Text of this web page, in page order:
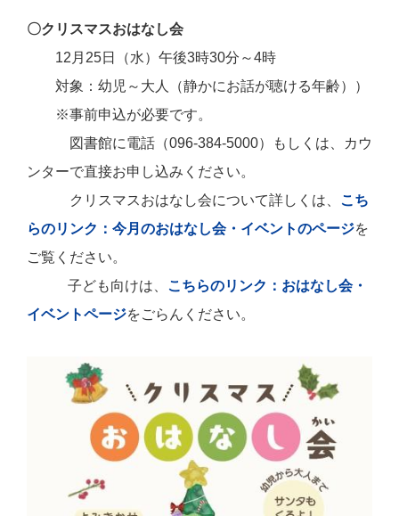
〇クリスマスおはなし会
12月25日（水）午後3時30分～4時
対象：幼児～大人（静かにお話が聴ける年齢））
※事前申込が必要です。
図書館に電話（096-384-5000）もしくは、カウ
ンターで直接お申し込みください。
クリスマスおはなし会について詳しくは、 こち
らのリンク：今月のおはなし会・イベントのページを
ご覧ください。
子ども向けは、 こちらのリンク：おはなし会・
イベントページをごらんください。